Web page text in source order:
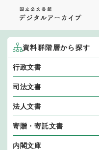
資料群階層から探す
行政文書
司法文書
法人文書
寄贈・寄託文書
内閣文庫